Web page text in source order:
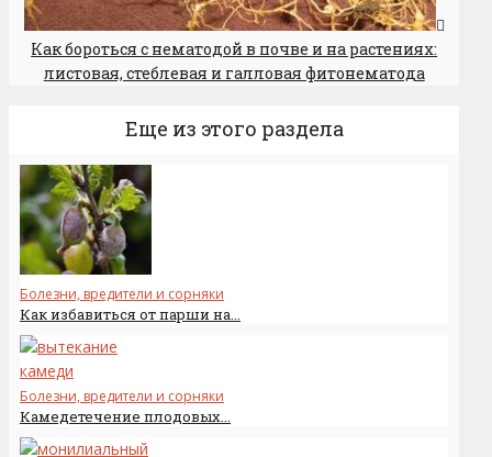
Как бороться с нематодой в почве и на растениях:
листовая, стеблевая и галловая фитонематода
Еще из этого раздела
Болезни, вредители и сорняки
Как избавиться от парши на...
Болезни, вредители и сорняки
Камедетечение плодовых...